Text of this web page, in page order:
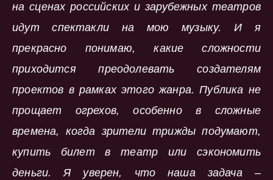
на сценах российских и зарубежных театров
идут спектакли на мою музыку. И я
прекрасно понимаю, какие сложности
приходится преодолевать создателям
проектов в рамках этого жанра. Публика не
прощает огрехов, особенно в сложные
времена, когда зрители трижды подумают,
купить билет в театр или сэкономить
деньги. Я уверен, что наша задача –